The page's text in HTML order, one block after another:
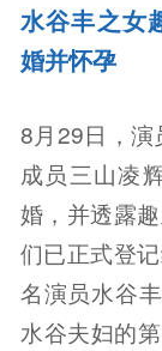
水谷丰之女
婚并怀孕
8月29日，演
成员三山凌
婚，并透露
们已正式登
名演员水谷
水谷夫妇的